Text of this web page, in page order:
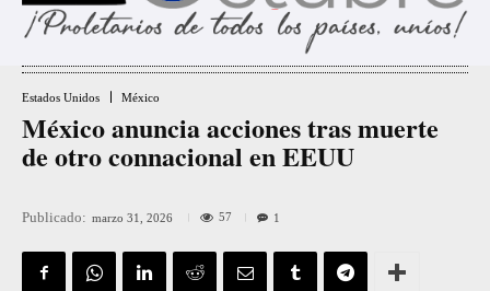
Estados Unidos México
México anuncia acciones tras muerte
de otro connacional en EEUU
Publicado: marzo 31, 2026 57 1